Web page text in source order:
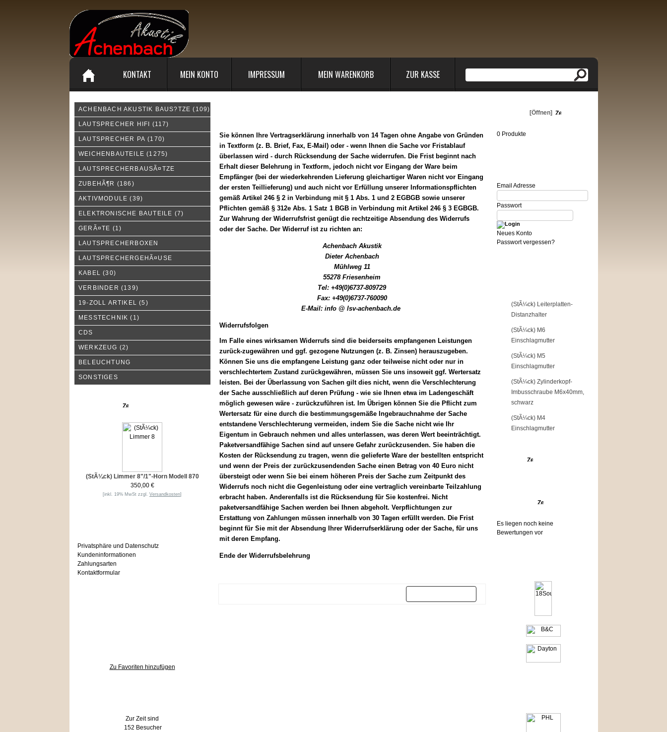
KONTAKT MEIN KONTO IMPRESSUM MEIN WARENKORB ZUR KASSE
ACHENBACH AKUSTIK BAUS?TZE (109)
LAUTSPRECHER HIFI (117)
LAUTSPRECHER PA (170)
WEICHENBAUTEILE (1275)
LAUTSPRECHERBAUSÃ¤TZE
ZUBEHÃ¶R (186)
AKTIVMODULE (39)
ELEKTRONISCHE BAUTEILE (7)
GERÃ¤TE (1)
LAUTSPRECHERBOXEN
LAUTSPRECHERGEHÃ¤USE
KABEL (30)
VERBINDER (139)
19-ZOLL ARTIKEL (5)
MESSTECHNIK (1)
CDS
WERKZEUG (2)
BELEUCHTUNG
SONSTIGES
(StÃ¼ck) Limmer 8"/1"-Horn Modell 870
350,00 €
[inkl. 19% MwSt zzgl. Versandkosten]
Privatsphäre und Datenschutz
Kundeninformationen
Zahlungsarten
Kontaktformular
Zu Favoriten hinzufügen
Zur Zeit sind
152 Besucher
Sie können Ihre Vertragserklärung innerhalb von 14 Tagen ohne Angabe von Gründen
in Textform (z. B. Brief, Fax, E-Mail) oder - wenn Ihnen die Sache vor Fristablauf
überlassen wird - durch Rücksendung der Sache widerrufen. Die Frist beginnt nach
Erhalt dieser Belehrung in Textform, jedoch nicht vor Eingang der Ware beim
Empfänger (bei der wiederkehrenden Lieferung gleichartiger Waren nicht vor Eingang
der ersten Teillieferung) und auch nicht vor Erfüllung unserer Informationspflichten
gemäß Artikel 246 § 2 in Verbindung mit § 1 Abs. 1 und 2 EGBGB sowie unserer
Pflichten gemäß § 312e Abs. 1 Satz 1 BGB in Verbindung mit Artikel 246 § 3 EGBGB.
Zur Wahrung der Widerrufsfrist genügt die rechtzeitige Absendung des Widerrufs
oder der Sache. Der Widerruf ist zu richten an:
Achenbach Akustik
Dieter Achenbach
Mühlweg 11
55278 Friesenheim
Tel: +49(0)6737-809729
Fax: +49(0)6737-760090
E-Mail: info @ lsv-achenbach.de
Widerrufsfolgen
Im Falle eines wirksamen Widerrufs sind die beiderseits empfangenen Leistungen
zurück-zugewähren und ggf. gezogene Nutzungen (z. B. Zinsen) herauszugeben.
Können Sie uns die empfangene Leistung ganz oder teilweise nicht oder nur in
verschlechtertem Zustand zurückgewähren, müssen Sie uns insoweit ggf. Wertersatz
leisten. Bei der Überlassung von Sachen gilt dies nicht, wenn die Verschlechterung
der Sache ausschließlich auf deren Prüfung - wie sie Ihnen etwa im Ladengeschäft
möglich gewesen wäre - zurückzuführen ist. Im Übrigen können Sie die Pflicht zum
Wertersatz für eine durch die bestimmungsgemäße Ingebrauchnahme der Sache
entstandene Verschlechterung vermeiden, indem Sie die Sache nicht wie Ihr
Eigentum in Gebrauch nehmen und alles unterlassen, was deren Wert beeinträchtigt.
Paketversandfähige Sachen sind auf unsere Gefahr zurückzusenden. Sie haben die
Kosten der Rücksendung zu tragen, wenn die gelieferte Ware der bestellten entspricht
und wenn der Preis der zurückzusendenden Sache einen Betrag von 40 Euro nicht
übersteigt oder wenn Sie bei einem höheren Preis der Sache zum Zeitpunkt des
Widerrufs noch nicht die Gegenleistung oder eine vertraglich vereinbarte Teilzahlung
erbracht haben. Anderenfalls ist die Rücksendung für Sie kostenfrei. Nicht
paketversandfähige Sachen werden bei Ihnen abgeholt. Verpflichtungen zur
Erstattung von Zahlungen müssen innerhalb von 30 Tagen erfüllt werden. Die Frist
beginnt für Sie mit der Absendung Ihrer Widerrufserklärung oder der Sache, für uns
mit deren Empfang.
Ende der Widerrufsbelehrung
[Öffnen]
0 Produkte
Email Adresse
Passwort
Neues Konto
Passwort vergessen?
(StÃ¼ck) Leiterplatten-
Distanzhalter
(StÃ¼ck) M6
Einschlagmutter
(StÃ¼ck) M5
Einschlagmutter
(StÃ¼ck) Zylinderkopf-
Imbusschraube M6x40mm,
schwarz
(StÃ¼ck) M4
Einschlagmutter
Es liegen noch keine
Bewertungen vor